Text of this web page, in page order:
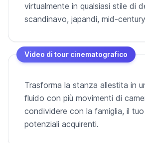
virtualmente in qualsiasi stile di
scandinavo, japandi, mid-
Video di tour cinematografico
Trasforma la stanza allestita in
fluido con più movimenti di
condividere con la famiglia, il
potenziali acquirenti.